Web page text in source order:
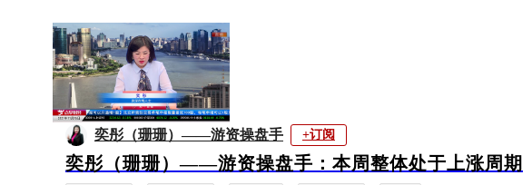
奕彤（珊珊）——游资操盘手 +订阅
奕彤（珊珊）——游资操盘手：本周整体处于上涨周期